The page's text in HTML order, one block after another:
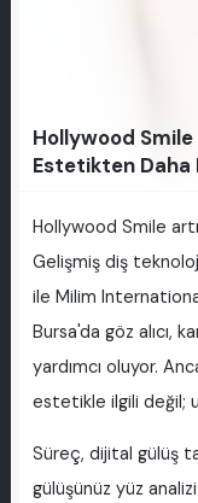
Hollywood
Estetikten Daha
Hollywood Smile
Gelişmiş diş
ile Milim
Bursa'da göz alıcı,
yardımcı oluyor.
estetikle ilgili değil;
Süreç, dijital gülüş
gülüşünüz yüz